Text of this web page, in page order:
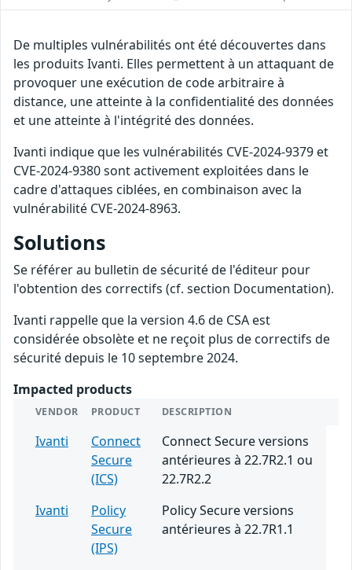
De multiples vulnérabilités ont été découvertes dans
les produits Ivanti. Elles permettent à un attaquant de
provoquer une exécution de code arbitraire à
distance, une atteinte à la confidentialité des données
et une atteinte à l'intégrité des données.
Ivanti indique que les vulnérabilités CVE-2024-9379 et
CVE-2024-9380 sont activement exploitées dans le
cadre d'attaques ciblées, en combinaison avec la
vulnérabilité CVE-2024-8963.
Solutions
Se référer au bulletin de sécurité de l'éditeur pour
l'obtention des correctifs (cf. section Documentation).
Ivanti rappelle que la version 4.6 de CSA est
considérée obsolète et ne reçoit plus de correctifs de
sécurité depuis le 10 septembre 2024.
Impacted products
VENDOR PRODUCT DESCRIPTION
Ivanti
Connect
Secure
(ICS)
Connect Secure versions
antérieures à 22.7R2.1 ou
22.7R2.2
Ivanti
Policy
Secure
(IPS)
Policy Secure versions
antérieures à 22.7R1.1